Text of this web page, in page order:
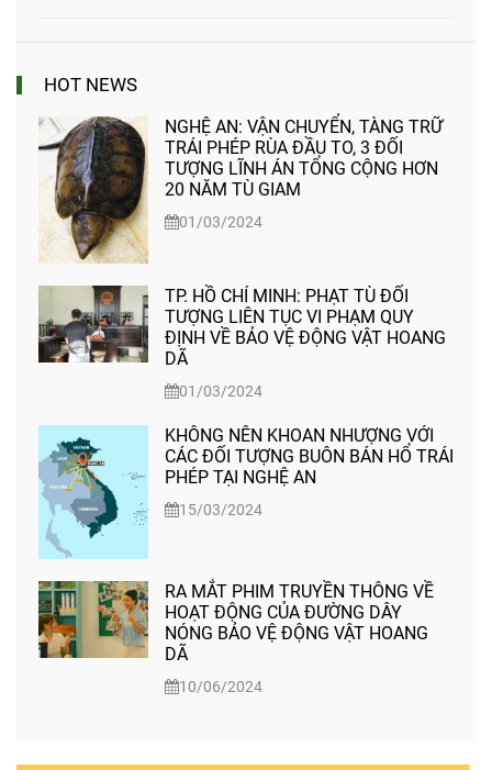
HOT NEWS
NGHỆ AN: VẬN CHUYỂN, TÀNG TRỮ
TRÁI PHÉP RÙA ĐẦU TO, 3 ĐỐI
TƯỢNG LĨNH ÁN TỔNG CỘNG HƠN
20 NĂM TÙ GIAM
01/03/2024
TP. HỒ CHÍ MINH: PHẠT TÙ ĐỐI
TƯỢNG LIÊN TỤC VI PHẠM QUY
ĐỊNH VỀ BẢO VỆ ĐỘNG VẬT HOANG
DÃ
01/03/2024
KHÔNG NÊN KHOAN NHƯỢNG VỚI
CÁC ĐỐI TƯỢNG BUÔN BÁN HỔ TRÁI
PHÉP TẠI NGHỆ AN
15/03/2024
RA MẮT PHIM TRUYỀN THÔNG VỀ
HOẠT ĐỘNG CỦA ĐƯỜNG DÂY
NÓNG BẢO VỆ ĐỘNG VẬT HOANG
DÃ
10/06/2024